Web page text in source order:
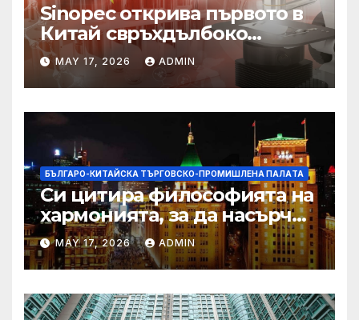
Sinopec открива първото в
Китай свръхдълбоко
находище на шистов газ в
Съчуанския басейн
MAY 17, 2026 ADMIN
БЪЛГАРО-КИТАЙСКА ТЪРГОВСКО-ПРОМИШЛЕНА ПАЛAТА
Си цитира философията на
хармонията, за да насърчи
съжителството между
Китай и САЩ
MAY 17, 2026 ADMIN